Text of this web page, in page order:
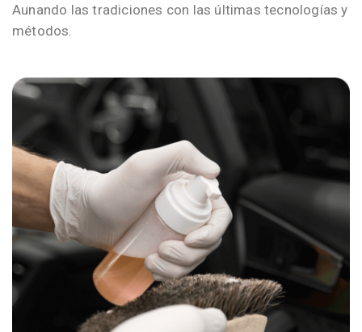
Aunando las tradiciones con las últimas tecnologías y
métodos.